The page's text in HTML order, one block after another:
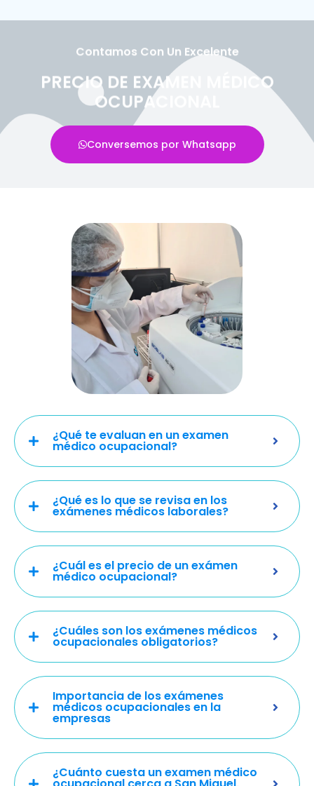
Contamos Con Un Excelente
PRECIO DE EXAMEN MÉDICO
OCUPACIONAL
Conversemos por Whatsapp
¿Qué te evaluan en un examen
médico ocupacional?
¿Qué es lo que se revisa en los
exámenes médicos laborales?
¿Cuál es el precio de un exámen
médico ocupacional?
¿Cuáles son los exámenes médicos
ocupacionales obligatorios?
Importancia de los exámenes
médicos ocupacionales en la
empresas
¿Cuánto cuesta un examen médico